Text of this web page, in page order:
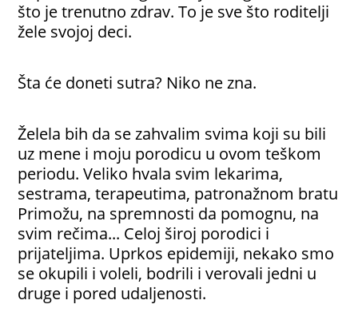
što je trenutno zdrav. To je sve što roditelji
žele svojoj deci.
Šta će doneti sutra? Niko ne zna.
Želela bih da se zahvalim svima koji su bili
uz mene i moju porodicu u ovom teškom
periodu. Veliko hvala svim lekarima,
sestrama, terapeutima, patronažnom bratu
Primožu, na spremnosti da pomognu, na
svim rečima... Celoj široj porodici i
prijateljima. Uprkos epidemiji, nekako smo
se okupili i voleli, bodrili i verovali jedni u
druge i pored udaljenosti.